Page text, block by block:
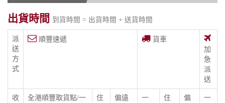
出貨時間 到貨時間 = 出貨時間 + 送貨時間
派
送
方
式
順豐速遞
貨車
加
急
派
送
收
全港順豐取貨點/一
住
偏遠
一
住
偏
一